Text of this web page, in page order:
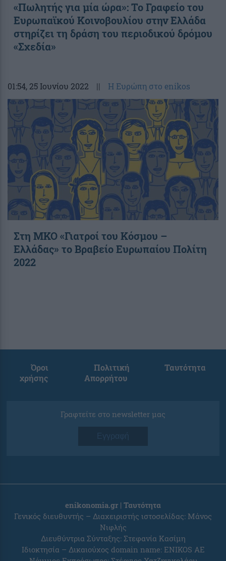
«Πωλητής για μία ώρα»: Το Γραφείο του
Ευρωπαϊκού Κοινοβουλίου στην Ελλάδα
στηρίζει τη δράση του περιοδικού δρόμου
«Σχεδία»
01:54, 25 Ιουνίου 2022 || Η Ευρώπη στο enikos
Στη ΜΚΟ «Γιατροί του Κόσμου –
Ελλάδας» το Βραβείο Ευρωπαίου Πολίτη
2022
Όροι
χρήσης
Πολιτική
Απορρήτου
Ταυτότητα
Γραφτείτε στο newsletter μας
Εγγραφή
enikonomia.gr | Ταυτότητα
Γενικός διευθυντής – Διαχειριστής ιστοσελίδας: Μάνος
Νιφλής
Διευθύντρια Σύνταξης: Στεφανία Κασίμη
Ιδιοκτησία – Δικαιούχος domain name: ENIKOS AE